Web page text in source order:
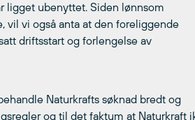
ligget ubenyttet. Siden lønnsom
vi også anta at den foreliggende
driftsstart og forlengelse av
Naturkrafts søknad bredt og
og til det faktum at Naturkraft